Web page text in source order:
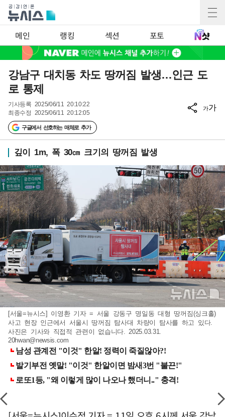
메인 랭킹 섹션 포토
강남구 대치동 차도 땅꺼짐 발생…인근 도
로 통제
기사등록 2025/06/11 20:10:22
최종수정 2025/06/11 20:12:05
구글에서 선호하는 매체로 추가
가가
깊이 1m, 폭 30㎝ 크기의 땅꺼짐 발생
[서울=뉴시스] 이영환 기자 = 서울 강동구 명일동 대형 땅꺼짐(싱크홀)
사고 현장 인근에서 서울시 땅꺼짐 탐사대 차량이 탐사를 하고 있다.
사진은 기사와 직접적 관련이 없습니다. 2025.03.31.
20hwan@newsis.com